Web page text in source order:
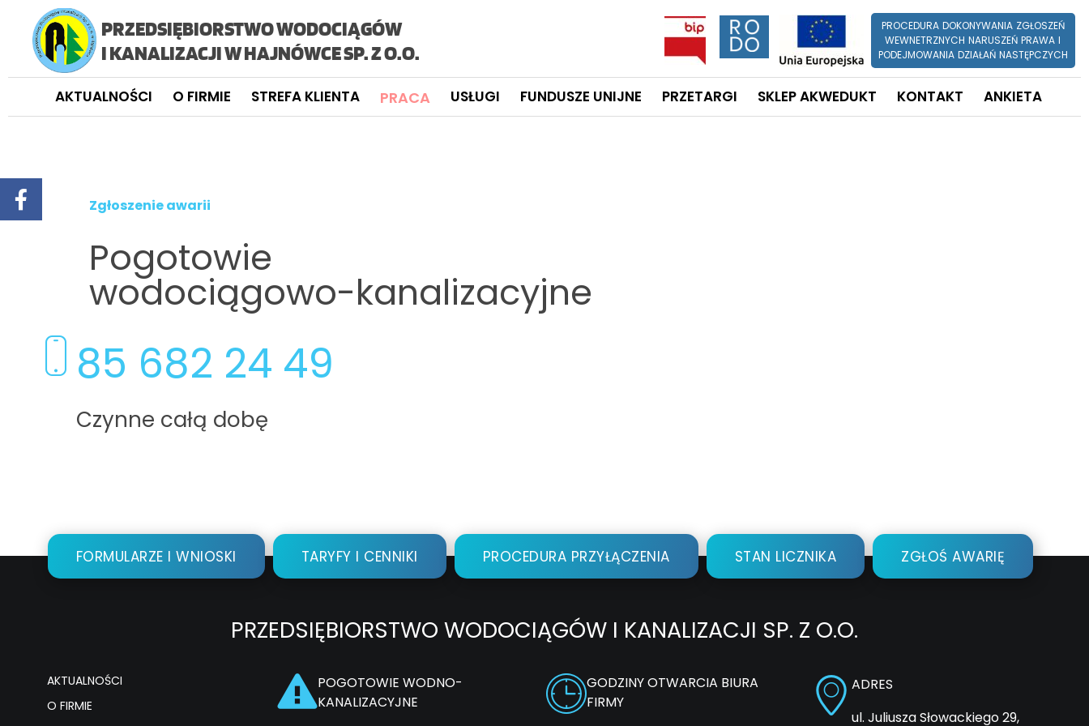
PRZEDSIĘBIORSTWO WODOCIĄGÓW
I KANALIZACJI W HAJNÓWCE SP. Z O.O.
PROCEDURA DOKONYWANIA ZGŁOSZEŃ
WEWNETRZNYCH NARUSZEŃ PRAWA I
PODEJMOWANIA DZIAŁAŃ NASTĘPCZYCH
AKTUALNOŚCI O FIRMIE STREFA KLIENTA PRACA USŁUGI FUNDUSZE UNIJNE PRZETARGI SKLEP AKWEDUKT KONTAKT ANKIETA
Zgłoszenie awarii
Pogotowie
wodociągowo-kanalizacyjne
85 682 24 49
Czynne całą dobę
FORMULARZE I WNIOSKI TARYFY I CENNIKI PROCEDURA PRZYŁĄCZENIA STAN LICZNIKA ZGŁOŚ AWARIĘ
PRZEDSIĘBIORSTWO WODOCIĄGÓW I KANALIZACJI SP. Z O.O.
AKTUALNOŚCI
O FIRMIE
POGOTOWIE WODNO-
KANALIZACYJNE
GODZINY OTWARCIA BIURA
FIRMY
ADRES
ul. Juliusza Słowackiego 29,